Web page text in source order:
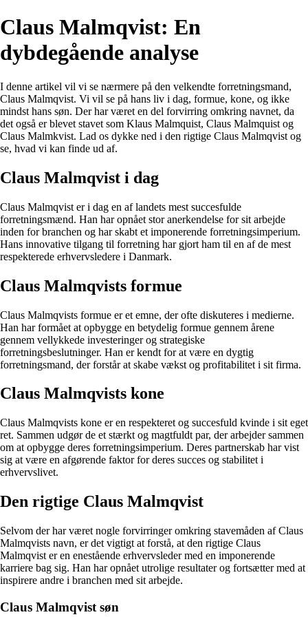
Claus Malmqvist: En
dybdegående analyse
I denne artikel vil vi se nærmere på den velkendte forretningsmand,
Claus Malmqvist. Vi vil se på hans liv i dag, formue, kone, og ikke
mindst hans søn. Der har været en del forvirring omkring navnet, da
det også er blevet stavet som Klaus Malmquist, Claus Malmquist og
Claus Malmkvist. Lad os dykke ned i den rigtige Claus Malmqvist og
se, hvad vi kan finde ud af.
Claus Malmqvist i dag
Claus Malmqvist er i dag en af landets mest succesfulde
forretningsmænd. Han har opnået stor anerkendelse for sit arbejde
inden for branchen og har skabt et imponerende forretningsimperium.
Hans innovative tilgang til forretning har gjort ham til en af de mest
respekterede erhvervsledere i Danmark.
Claus Malmqvists formue
Claus Malmqvists formue er et emne, der ofte diskuteres i medierne.
Han har formået at opbygge en betydelig formue gennem årene
gennem vellykkede investeringer og strategiske
forretningsbeslutninger. Han er kendt for at være en dygtig
forretningsmand, der forstår at skabe vækst og profitabilitet i sit firma.
Claus Malmqvists kone
Claus Malmqvists kone er en respekteret og succesfuld kvinde i sit eget
ret. Sammen udgør de et stærkt og magtfuldt par, der arbejder sammen
om at opbygge deres forretningsimperium. Deres partnerskab har vist
sig at være en afgørende faktor for deres succes og stabilitet i
erhvervslivet.
Den rigtige Claus Malmqvist
Selvom der har været nogle forvirringer omkring stavemåden af Claus
Malmqvists navn, er det vigtigt at forstå, at den rigtige Claus
Malmqvist er en enestående erhvervsleder med en imponerende
karriere bag sig. Han har opnået utrolige resultater og fortsætter med at
inspirere andre i branchen med sit arbejde.
Claus Malmqvist søn